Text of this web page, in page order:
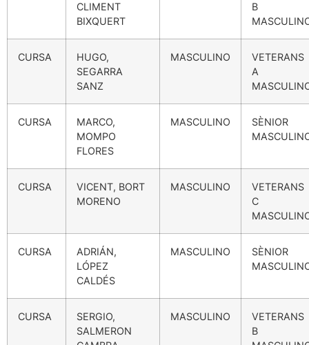
CLIMENT
BIXQUERT
B
CURSA
HUGO,
SEGARRA
SANZ
MASCULINO
VETERANS
A
CURSA
MARCO,
MOMPO
FLORES
MASCULINO
SÈNIOR
CURSA
VICENT, BORT
MORENO
MASCULINO
VETERANS
C
CURSA
ADRIÁN,
LÓPEZ
CALDÉS
MASCULINO
SÈNIOR
CURSA
SERGIO,
SALMERON
MASCULINO
VETERANS
B